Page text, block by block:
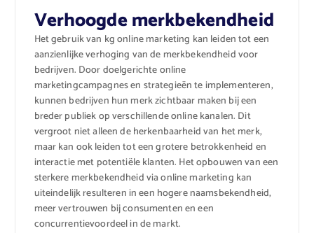
Verhoogde merkbekendheid
Het gebruik van kg online marketing kan leiden tot een
aanzienlijke verhoging van de merkbekendheid voor
bedrijven. Door doelgerichte online
marketingcampagnes en strategieën te implementeren,
kunnen bedrijven hun merk zichtbaar maken bij een
breder publiek op verschillende online kanalen. Dit
vergroot niet alleen de herkenbaarheid van het merk,
maar kan ook leiden tot een grotere betrokkenheid en
interactie met potentiële klanten. Het opbouwen van een
sterkere merkbekendheid via online marketing kan
uiteindelijk resulteren in een hogere naamsbekendheid,
meer vertrouwen bij consumenten en een
concurrentievoordeel in de markt.